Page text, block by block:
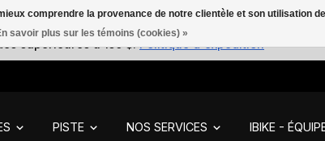
supérieures à 150 $.Politique d'expédition
PISTE NOS SERVICES IBIKE -
comprendre la provenance de notre clientèle et son utilisation
savoir plus sur les témoins (cookies) »